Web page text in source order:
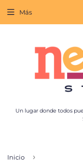
Un lugar donde todos
Más
Inicio ›